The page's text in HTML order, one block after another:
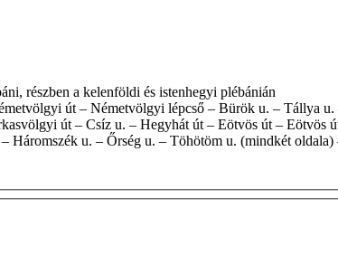
tabáni, részben a kelenföldi és istenhegyi plébánián
út – Csíz u. – Hegyhát út – Eötvös út – Eötvös
Háromszék u. – Őrség u. – Töhötöm u. (mindkét